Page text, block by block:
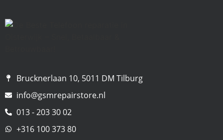
Brucknerlaan 10, 5011 DM Tilburg
info@gsmrepairstore.nl
013 - 203 30 02
+316 100 373 80